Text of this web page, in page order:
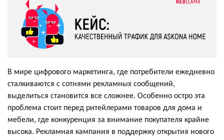
В мире цифрового маркетинга, где потребители ежедневно
сталкиваются с сотнями рекламных сообщений,
выделиться становится все сложнее. Особенно остро эта
проблема стоит перед ритейлерами товаров для дома и
мебели, где конкуренция за внимание покупателя крайне
высока. Рекламная кампания в поддержку открытия нового